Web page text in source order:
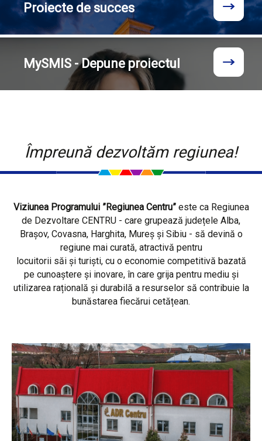
Proiecte de succes
MySMIS - Depune proiectul
Împreună dezvoltăm regiunea!
Viziunea Programului ”Regiunea Centru”este ca Regiunea
de Dezvoltare CENTRU - care grupează județele Alba,
Brașov, Covasna, Harghita, Mureș și Sibiu - să devină o
regiune mai curată, atractivă pentru
locuitorii săi și turiști, cu o economie competitivă bazată
pe cunoaștere și inovare, în care grija pentru mediu și
utilizarea rațională și durabilă a resurselor să contribuie la
bunăstarea fiecărui cetățean.